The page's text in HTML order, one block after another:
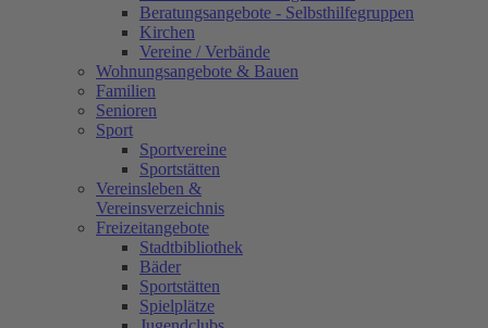
Beratungsangebote - Selbsthilfegruppen
Kirchen
Vereine / Verbände
Wohnungsangebote & Bauen
Familien
Senioren
Sport
Sportvereine
Sportstätten
Vereinsleben &
Vereinsverzeichnis
Freizeitangebote
Stadtbibliothek
Bäder
Sportstätten
Spielplätze